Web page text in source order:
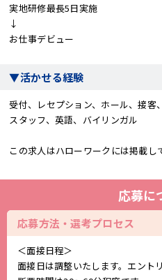
実地研修最長5日実施
↓
お仕事デビュー
▼活かせる経験
受付、レセプション、ホール、接客
スタッフ、英語、バイリンガル
この求人はハローワークには掲載し
応募に
応募方法・選考プロセス
＜面接日程＞
面接日は調整いたします。エント